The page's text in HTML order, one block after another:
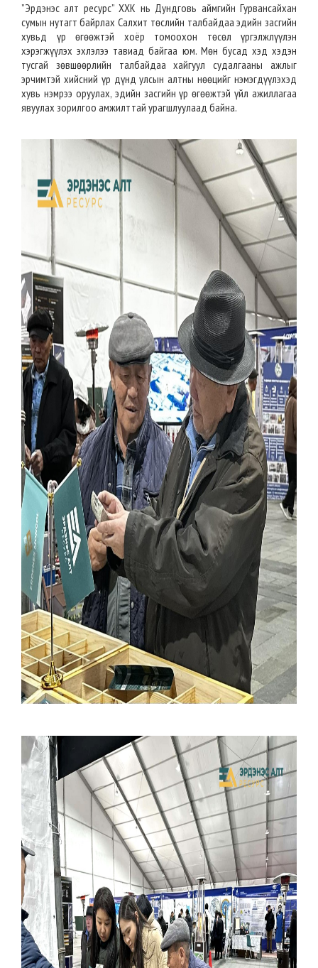
”Эрдэнэс алт ресурс” ХХК нь Дундговь аймгийн Гурвансайхан
сумын нутагт байрлах Салхит төслийн талбайдаа эдийн засгийн
хувьд үр өгөөжтэй хоёр томоохон төсөл үргэлжлүүлэн
хэрэгжүүлэх эхлэлээ тавиад байгаа юм. Мөн бусад хэд хэдэн
тусгай зөвшөөрлийн талбайдаа хайгуул судалгааны ажлыг
эрчимтэй хийсний үр дүнд улсын алтны нөөцийг нэмэгдүүлэхэд
хувь нэмрээ оруулах, эдийн засгийн үр өгөөжтэй үйл ажиллагаа
явуулах зорилгоо амжилттай урагшлуулаад байна.